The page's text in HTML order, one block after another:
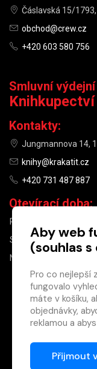
Čáslavská 15/
obchod@crew.cz
+420 603 580 756
Smluvní
Kontakty:
Jungmannova 14,
knihy@krakatit.cz
+420 731 487 887
Otevírací doba:
PO–PÁ
SO
10:00–13:00
NE
Aby web
(souhlas
Pro co nejlepší
fungovalo
máte v košíku,
objednávky,
reklamou a
Proto od vás
zpracováním
Přijmout